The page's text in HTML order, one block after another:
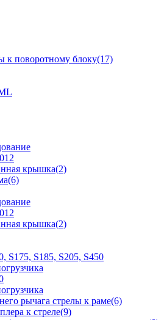
к поворотному блоку(17)
крышка(2)
крышка(2)
S175, S185, S205, S450
рычага стрелы к раме(6)
к стреле(9)